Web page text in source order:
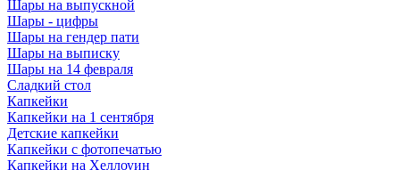
Шары на выпускной
Шары - цифры
Шары на гендер пати
Шары на выписку
Шары на 14 февраля
Сладкий стол
Капкейки
Капкейки на 1 сентября
Детские капкейки
Капкейки с фотопечатью
Капкейки на Хеллоуин